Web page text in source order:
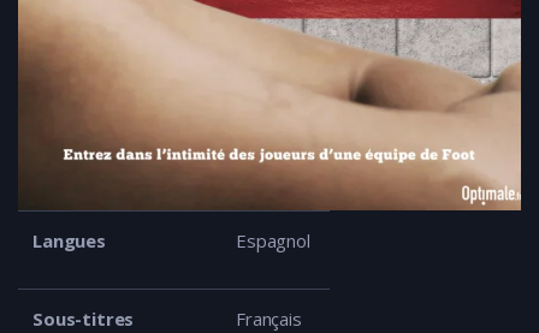
Langues Espagnol
Sous-titres Français